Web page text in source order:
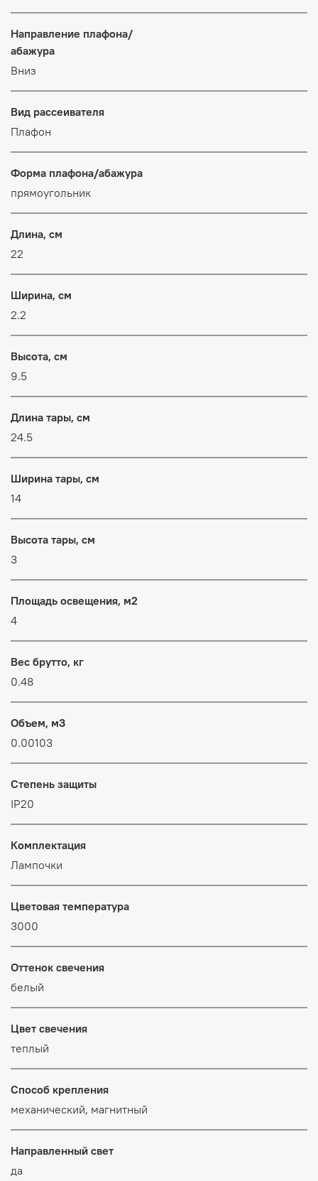
Направление плафона/
абажура
Вниз
Вид рассеивателя
Плафон
Форма плафона/абажура
прямоугольник
Длина, см
22
Ширина, см
2.2
Высота, см
9.5
Длина тары, см
24.5
Ширина тары, см
14
Высота тары, см
3
Площадь освещения, м2
4
Вес брутто, кг
0.48
Объем, м3
0.00103
Степень защиты
IP20
Комплектация
Лампочки
Цветовая температура
3000
Оттенок свечения
белый
Цвет свечения
теплый
Способ крепления
механический, магнитный
Направленный свет
да